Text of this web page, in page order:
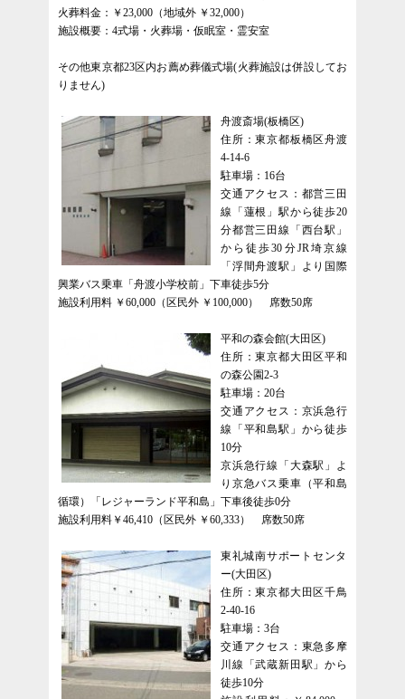
火葬料金：￥23,000（地域外 ￥32,000）
施設概要：4式場・火葬場・仮眠室・霊安室
その他東京都23区内お薦め葬儀式場(火葬施設は併設してお
りません)
舟渡斎場(板橋区)
住所：東京都板橋区舟渡
4-14-6
駐車場：16台
交通アクセス：都営三田
線「蓮根」駅から徒歩20
分都営三田線「西台駅」
から徒歩30分JR埼京線
「浮間舟渡駅」より国際
興業バス乗車「舟渡小学校前」下車徒歩5分
施設利用料 ￥60,000（区民外 ￥100,000） 席数50席
平和の森会館(大田区)
住所：東京都大田区平和
の森公園2-3
駐車場：20台
交通アクセス：京浜急行
線「平和島駅」から徒歩
10分
京浜急行線「大森駅」よ
り京急バス乗車（平和島
循環）「レジャーランド平和島」下車後徒歩0分
施設利用料￥46,410（区民外 ￥60,333） 席数50席
東礼城南サポートセンタ
ー(大田区)
住所：東京都大田区千鳥
2-40-16
駐車場：3台
交通アクセス：東急多摩
川線「武蔵新田駅」から
徒歩10分